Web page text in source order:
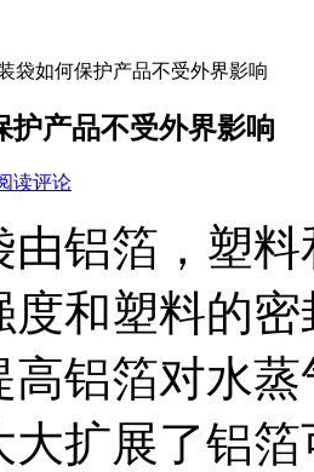
袋如何保护产品不受外界影响
护产品不受外界影响
读评论
由铝箔，塑
度和塑料的
高铝箔对水
大扩展了铝